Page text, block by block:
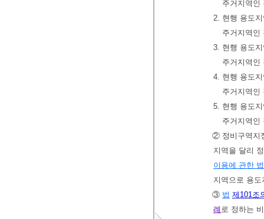
주거지역인
2. 현행 용도
주거지역인
3. 현행 용도
주거지역인
4. 현행 용도
주거지역인
5. 현행 용도
주거지역인
② 정비구역지
지역을 달리
이용에 관한
지역으로 용
③ 법 제101조
례 로 정하는